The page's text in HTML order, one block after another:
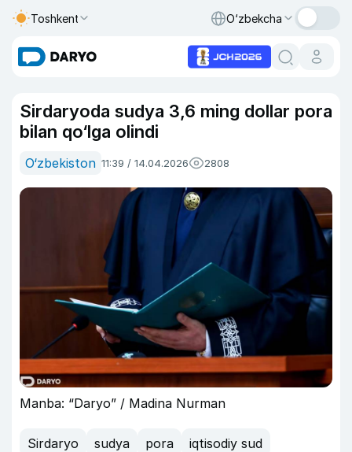
Toshkent O‘zbekcha
Sirdaryoda sudya 3,6 ming dollar pora
bilan qo‘lga olindi
O‘zbekiston 11:39 / 14.04.2026 2808
Manba: “Daryo” / Madina Nurman
Sirdaryo sudya pora
iqtisodiy sud